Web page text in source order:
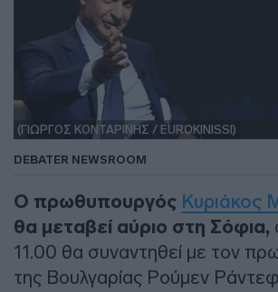
(ΓΙΩΡΓΟΣ ΚΟΝΤΑΡΙΝΗΣ / EUROKINISSI)
DEBATER NEWSROOM
Ο πρωθυπουργός Κυριάκος
θα μεταβεί αύριο στη Σόφια,
11.00 θα συναντηθεί με τον
της Βουλγαρίας Ρούμεν